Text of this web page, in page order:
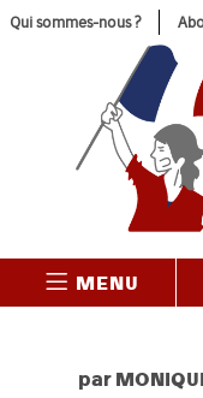
Qui sommes-nous ?
MENU
par